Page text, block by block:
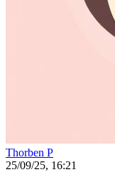
Thorben P
25/09/25, 16:21